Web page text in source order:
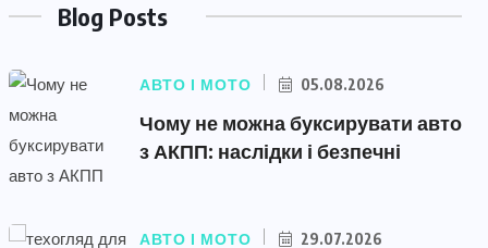
Blog Posts
АВТО І МОТО 05.08.2026
Чому не можна буксирувати авто
з АКПП: наслідки і безпечні
АВТО І МОТО 29.07.2026